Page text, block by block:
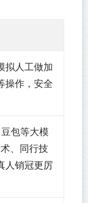
拟人工做加
操作，安全
包等大模
、同行技
人销冠更厉